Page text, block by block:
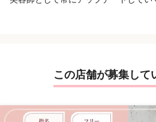
この店舗が募集して